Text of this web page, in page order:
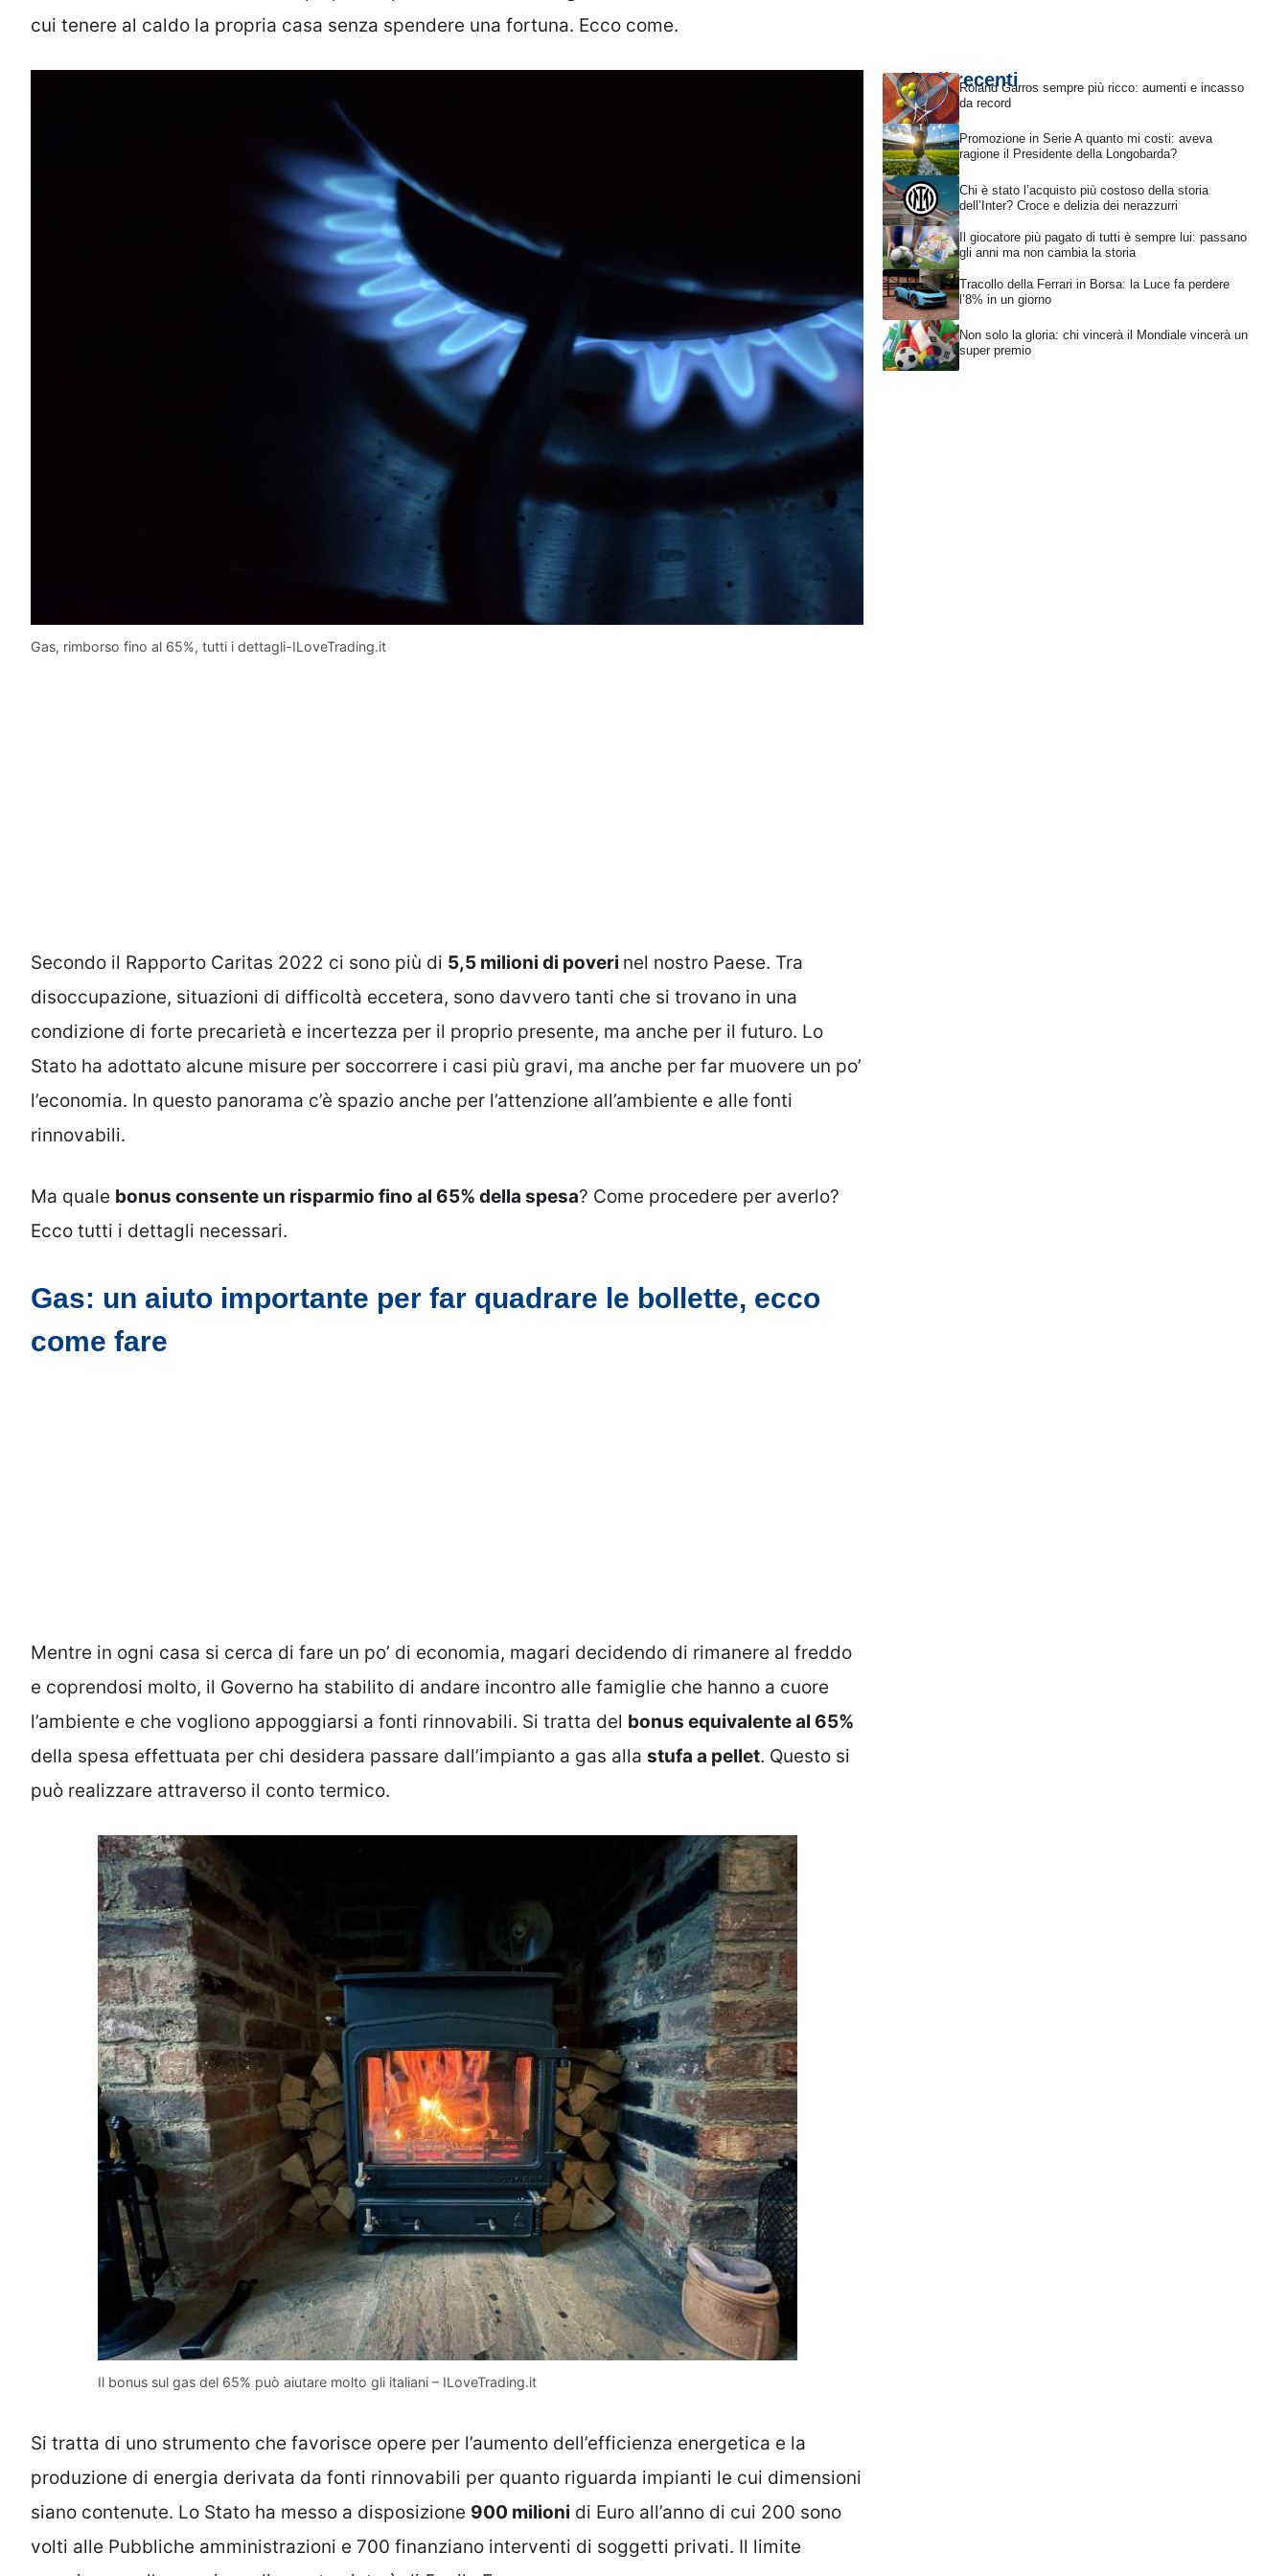
cui tenere al caldo la propria casa senza spendere una fortuna. Ecco come.
Gas, rimborso fino al 65%, tutti i dettagli-ILoveTrading.it
Secondo il Rapporto Caritas 2022 ci sono più di 5,5 milioni di poveri nel nostro Paese. Tra
disoccupazione, situazioni di difficoltà eccetera, sono davvero tanti che si trovano in una
condizione di forte precarietà e incertezza per il proprio presente, ma anche per il futuro. Lo
Stato ha adottato alcune misure per soccorrere i casi più gravi, ma anche per far muovere un po’
l’economia. In questo panorama c’è spazio anche per l’attenzione all’ambiente e alle fonti
rinnovabili.
Ma quale bonus consente un risparmio fino al 65% della spesa? Come procedere per averlo?
Ecco tutti i dettagli necessari.
Gas: un aiuto importante per far quadrare le bollette, ecco
come fare
Mentre in ogni casa si cerca di fare un po’ di economia, magari decidendo di rimanere al freddo
e coprendosi molto, il Governo ha stabilito di andare incontro alle famiglie che hanno a cuore
l’ambiente e che vogliono appoggiarsi a fonti rinnovabili. Si tratta del bonus equivalente al 65%
della spesa effettuata per chi desidera passare dall’impianto a gas alla stufa a pellet. Questo si
può realizzare attraverso il conto termico.
Il bonus sul gas del 65% può aiutare molto gli italiani – ILoveTrading.it
Si tratta di uno strumento che favorisce opere per l’aumento dell’efficienza energetica e la
produzione di energia derivata da fonti rinnovabili per quanto riguarda impianti le cui dimensioni
siano contenute. Lo Stato ha messo a disposizione 900 milioni di Euro all’anno di cui 200 sono
volti alle Pubbliche amministrazioni e 700 finanziano interventi di soggetti privati. Il limite
Articoli recentiRoland Garros sempre più ricco: aumenti e incasso
da record
Promozione in Serie A quanto mi costi: aveva
ragione il Presidente della Longobarda?
Chi è stato l’acquisto più costoso della storia
dell’Inter? Croce e delizia dei nerazzurri
Il giocatore più pagato di tutti è sempre lui: passano
gli anni ma non cambia la storia
Tracollo della Ferrari in Borsa: la Luce fa perdere
l’8% in un giorno
Non solo la gloria: chi vincerà il Mondiale vincerà un
super premio